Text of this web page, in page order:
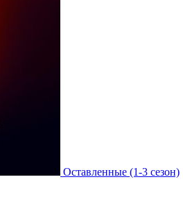
Оставленные (1-3 сезон)